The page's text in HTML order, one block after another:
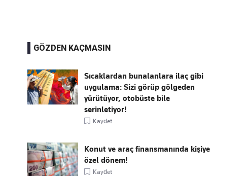
GÖZDEN KAÇMASIN
Sıcaklardan bunalanlara ilaç gibi
uygulama: Sizi görüp gölgeden
yürütüyor, otobüste bile
serinletiyor!
Kaydet
Konut ve araç finansmanında kişiye
özel dönem!
Kaydet